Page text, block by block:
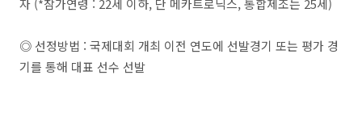
자 (*참가연령 : 22세 이하, 단 메카트로닉스, 통합제조는 25세)
◎ 선정방법 : 국제대회 개최 이전 연도에 선발경기 또는 평가 경
기를 통해 대표 선수 선발